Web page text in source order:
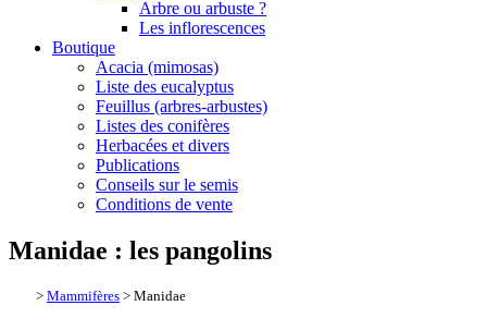
Arbre ou arbuste ?
Les inflorescences
Boutique
Acacia (mimosas)
Liste des eucalyptus
Feuillus (arbres-arbustes)
Listes des conifères
Herbacées et divers
Publications
Conseils sur le semis
Conditions de vente
Manidae : les pangolins
> Mammifères > Manidae